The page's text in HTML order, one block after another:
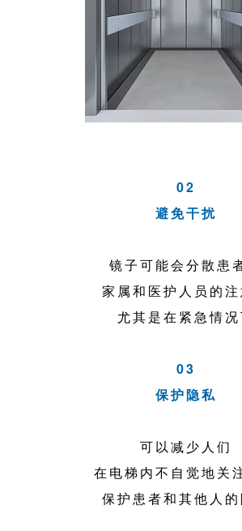
02
避免干扰
镜子可能会分散患
家属和医护人员的注
尤其是在紧急情况
03
保护隐私
可以减少人们
在电梯内不自觉地关
保护患者和其他人